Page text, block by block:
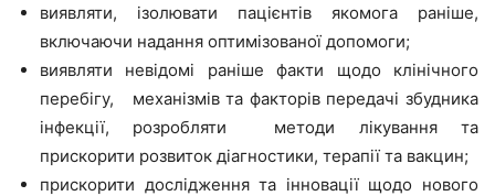
виявляти, ізолювати пацієнтів якомога раніше,
включаючи надання оптимізованої допомоги;
виявляти невідомі раніше факти щодо клінічного
перебігу, механізмів та факторів передачі збудника
інфекції, розробляти методи лікування та
прискорити розвиток діагностики, терапії та вакцин;
прискорити дослідження та інновації щодо нового